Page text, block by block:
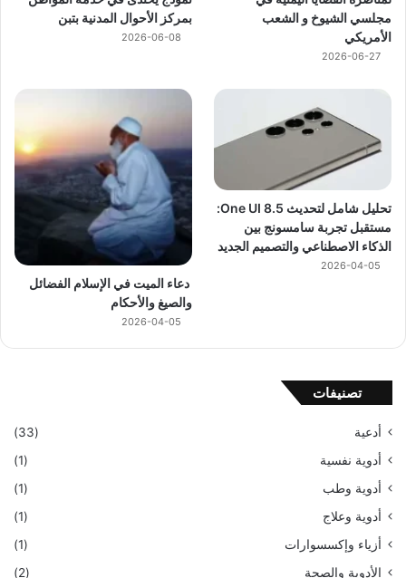
مجلسي الشيوخ و الشعب
الأمريكي
2026-06-27
بمركز الأحوال المدنية بتبن
2026-06-08
تحليل شامل لتحديث One UI 8.5:
مستقبل تجربة سامسونج بين
الذكاء الاصطناعي والتصميم الجديد
2026-04-05
دعاء الميت في الإسلام الفضائل
والصيغ والأحكام
2026-04-05
تصنيفات
أدعية
(33)
أدوية نفسية
(1)
أدوية وطب
(1)
أدوية وعلاج
(1)
أزياء وإكسسوارات
(1)
الأدوية والصحة
(2)